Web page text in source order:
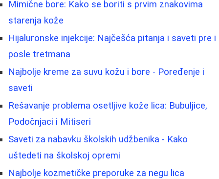
Mimične bore: Kako se boriti s prvim znakovima
starenja kože
Hijaluronske injekcije: Najčešća pitanja i saveti pre i
posle tretmana
Najbolje kreme za suvu kožu i bore - Poređenje i
saveti
Rešavanje problema osetljive kože lica: Bubuljice,
Podočnjaci i Mitiseri
Saveti za nabavku školskih udžbenika - Kako
uštedeti na školskoj opremi
Najbolje kozmetičke preporuke za negu lica